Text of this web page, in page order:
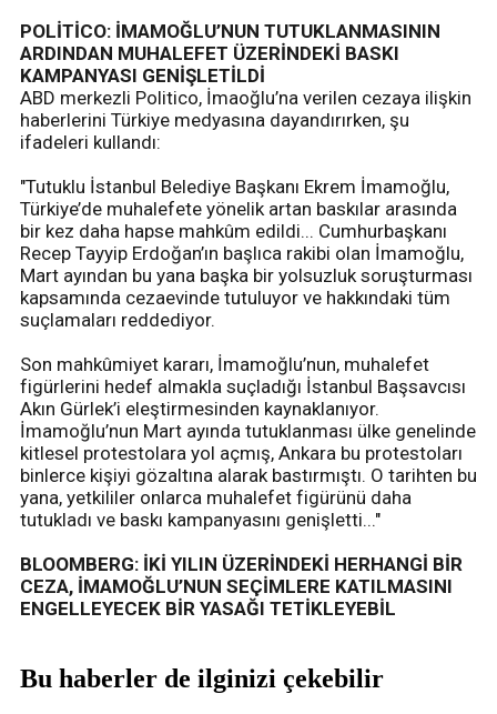
POLİTİCO: İMAMOĞLU’NUN TUTUKLANMASININ
ARDINDAN MUHALEFET ÜZERİNDEKİ BASKI
KAMPANYASI GENİŞLETİLDİ
ABD merkezli Politico, İmaoğlu’na verilen cezaya ilişkin
haberlerini Türkiye medyasına dayandırırken, şu
ifadeleri kullandı:
"Tutuklu İstanbul Belediye Başkanı Ekrem İmamoğlu,
Türkiye’de muhalefete yönelik artan baskılar arasında
bir kez daha hapse mahkûm edildi... Cumhurbaşkanı
Recep Tayyip Erdoğan’ın başlıca rakibi olan İmamoğlu,
Mart ayından bu yana başka bir yolsuzluk soruşturması
kapsamında cezaevinde tutuluyor ve hakkındaki tüm
suçlamaları reddediyor.
Son mahkûmiyet kararı, İmamoğlu’nun, muhalefet
figürlerini hedef almakla suçladığı İstanbul Başsavcısı
Akın Gürlek’i eleştirmesinden kaynaklanıyor.
İmamoğlu’nun Mart ayında tutuklanması ülke genelinde
kitlesel protestolara yol açmış, Ankara bu protestoları
binlerce kişiyi gözaltına alarak bastırmıştı. O tarihten bu
yana, yetkililer onlarca muhalefet figürünü daha
tutukladı ve baskı kampanyasını genişletti..."
BLOOMBERG: İKİ YILIN ÜZERİNDEKİ HERHANGİ BİR
CEZA, İMAMOĞLU’NUN SEÇİMLERE KATILMASINI
ENGELLEYECEK BİR YASAĞI TETİKLEYEBİL
Bu haberler de ilginizi çekebilir